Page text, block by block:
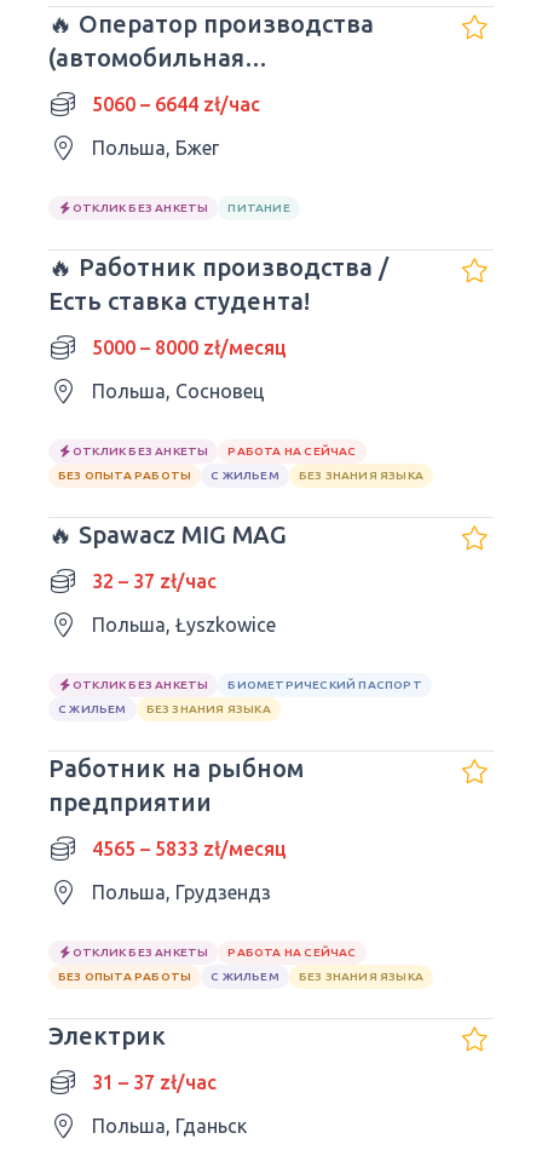
🔥 Оператор производства
(автомобильная
промышленность)
5060 – 6644 zł/час
Польша, Бжег
ОТКЛИК БЕЗ АНКЕТЫ ПИТАНИЕ
🔥 Работник производства /
Есть ставка студента!
5000 – 8000 zł/месяц
Польша, Сосновец
ОТКЛИК БЕЗ АНКЕТЫ
РАБОТА НА СЕЙЧАС
БЕЗ ОПЫТА РАБОТЫ
С ЖИЛЬЕМ БЕЗ ЗНАНИЯ ЯЗЫКА
🔥 Spawacz MIG MAG
32 – 37 zł/час
Польша, Łyszkowice
ОТКЛИК БЕЗ АНКЕТЫ
БИОМЕТРИЧЕСКИЙ ПАСПОРТ
С ЖИЛЬЕМ
БЕЗ ЗНАНИЯ ЯЗЫКА
Работник на рыбном
предприятии
4565 – 5833 zł/месяц
Польша, Грудзендз
ОТКЛИК БЕЗ АНКЕТЫ
РАБОТА НА СЕЙЧАС
БЕЗ ОПЫТА РАБОТЫ
С ЖИЛЬЕМ БЕЗ ЗНАНИЯ ЯЗЫКА
Электрик
31 – 37 zł/час
Польша, Гданьск